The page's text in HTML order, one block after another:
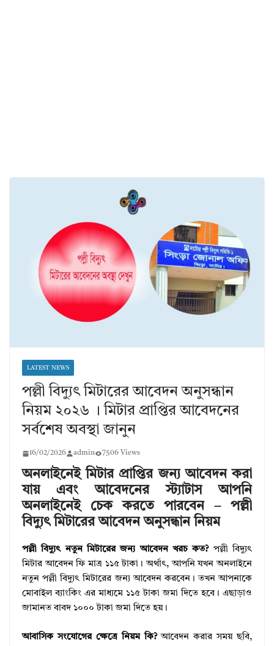
LATEST NEWS
পল্লী বিদ্যুৎ মিটারের আবেদন অনুসন্ধান
নিয়ম ২০২৬ । মিটার প্রাপ্তির আবেদনের
সর্বশেষ অবস্থা জানুন
16/02/2026 admin 7506 Views
অনলাইনেই মিটার প্রাপ্তির জন্য আবেদন করা
যায় এবং আবেদনের স্ট্যাটাস আপনি
অনলাইনেই চেক করতে পারবেন – পল্লী
বিদ্যুৎ মিটারের আবেদন অনুসন্ধান নিয়ম
পল্লী বিদ্যুৎ নতুন মিটারের জন্য আবেদন খরচ কত?পল্লী বিদ্যুৎ
মিটার আবেদন ফি মাত্র ১১৫ টাকা। অর্থাৎ, আপনি যখন অনলাইনে
নতুন পল্লী বিদ্যুৎ মিটারের জন্য আবেদন করবেন। তখন আপনাকে
মোবাইল ব্যাংকিং এর মাধ্যমে ১১৫ টাকা জমা দিতে হবে। এছাড়াও
জামানত বাবদ ১০০০ টাকা জমা দিতে হয়।
আবাসিক সংযোগের ক্ষেত্রে নিয়ম কি?আবেদন করার সময় ছবি,